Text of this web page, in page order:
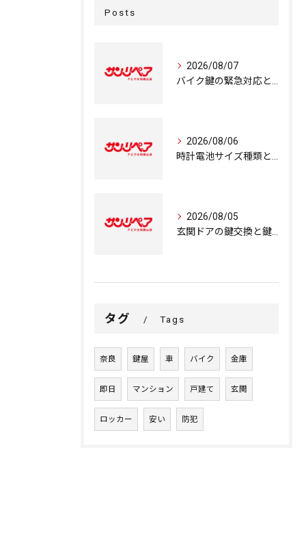
Posts
2026/08/07
2026/08/06
2026/08/05
タグ Tags
奈良 鍵屋 車 バイク 金庫
即日 マンション 戸建て 玄関
ロッカー 安い 防犯